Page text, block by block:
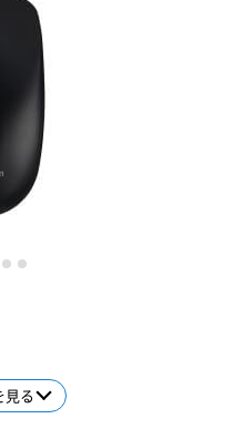
4 5
見る